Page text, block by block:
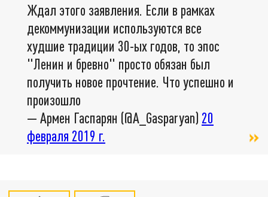
Ждал этого заявления. Если в рамках
декоммунизации используются все
худшие традиции 30-ых годов, то эпос
"Ленин и бревно" просто обязан был
получить новое прочтение. Что успешно и
произошло
— Армен Гаспарян (@A_Gasparyan) 20
февраля 2019 г.